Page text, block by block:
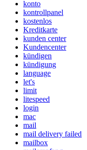
konto
kontrollpanel
kostenlos
Kreditkarte
kunden center
Kundencenter
kündigen
kündigung
language
let's
limit
litespeed
login
mac
mail
mail delivery failed
mailbox